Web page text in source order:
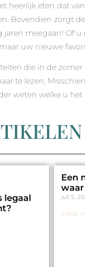
heerlijk eten dat
Bovendien zorgt
meegaan! Of
uw nieuwe
die in de
te lezen.
weten welke u het
legaal
Een
juli 5,
Lees